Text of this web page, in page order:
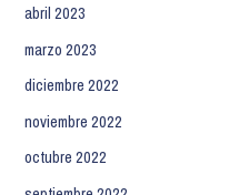
abril 2023
marzo 2023
diciembre 2022
noviembre 2022
octubre 2022